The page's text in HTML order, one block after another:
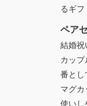
るギフ
ペア
結婚祝
カップ
番とし
マグカ
使いし